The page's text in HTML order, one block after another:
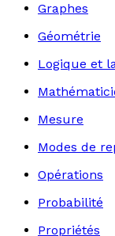
Graphes
Géométrie
Logique et
Mesure
Modes de
Opérations
Probabilité
Propriétés